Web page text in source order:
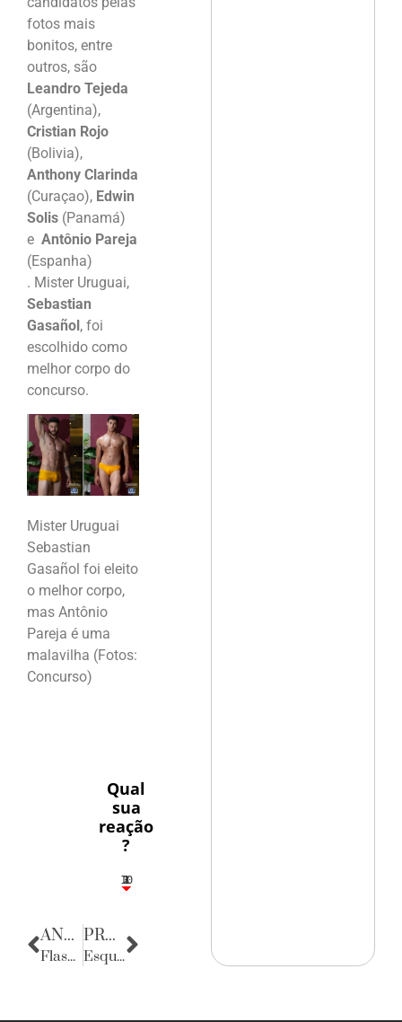
fotos mais
bonitos, entre
outros, são
Leandro Tejeda
(Argentina),
Cristian Rojo
(Bolivia),
Anthony Clarinda
(Curaçao), Edwin
Solis (Panamá)
e Antônio Pareja
(Espanha)
. Mister Uruguai,
Sebastian
Gasañol, foi
escolhido como
melhor corpo do
concurso.
Mister Uruguai
Sebastian
Gasañol foi eleito
o melhor corpo,
mas Antônio
Pareja é uma
malavilha (Fotos:
Concurso)
Qual
sua
reação
?
3
1
1
2
10
ANTERIOR
Flashes
PRÓXIMA
Esquinas do Mundo